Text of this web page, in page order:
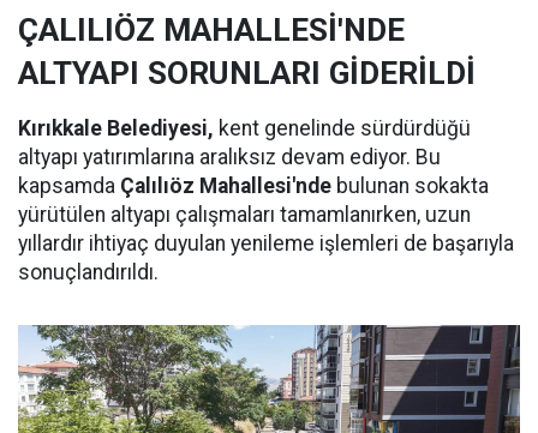
ÇALILIÖZ MAHALLESİ'NDE
ALTYAPI SORUNLARI GİDERİLDİ
Kırıkkale Belediyesi, kent genelinde sürdürdüğü
altyapı yatırımlarına aralıksız devam ediyor. Bu
kapsamda Çalılıöz Mahallesi'nde bulunan sokakta
yürütülen altyapı çalışmaları tamamlanırken, uzun
yıllardır ihtiyaç duyulan yenileme işlemleri de başarıyla
sonuçlandırıldı.